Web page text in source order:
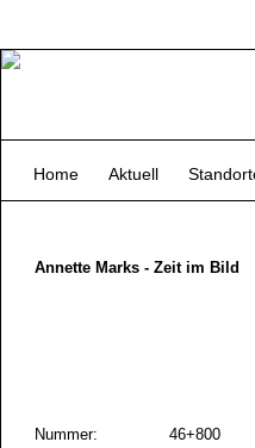
Home Aktuell
Annette Marks - Zeit im Bild
Nummer:
46+800